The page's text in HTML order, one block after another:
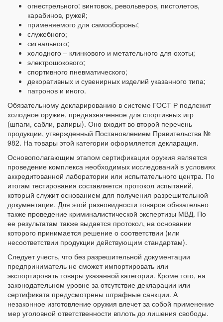
огнестрельного: винтовок, револьверов, пистолетов,
карабинов, ружей;
применяемого для самообороны;
служебного;
сигнального;
холодного – клинкового и метательного для охоты;
электрошокового;
спортивного пневматического;
декоративных и сувенирных изделий указанного типа;
патронов и иного.
Обязательному декларированию в системе ГОСТ Р подлежит
холодное оружие, предназначенное для спортивных игр
(шпаги, сабли, рапиры). Оно входит во второй перечень
продукции, утвержденный Постановлением Правительства №
982. На товары этой категории оформляется декларация.
Основополагающим этапом сертификации оружия является
проведение комплекса необходимых исследований в условиях
аккредитованной лаборатории или испытательного центра. По
итогам тестирования составляется протокол испытаний,
который служит основанием для получения разрешительной
документации. Для этой разновидности товаров обязательно
также проведение криминалистической экспертизы МВД. По
ее результатам также выдается протокол, на основании
которого принимается решение о соответствии (или
несоответствии продукции действующим стандартам).
Следует учесть, что без разрешительной документации
предприниматель не сможет импортировать или
экспортировать товары указанной категории. Кроме того, на
законодательном уровне за отсутствие декларации или
сертификата предусмотрены штрафные санкции. А
незаконное изготовление оружия влечет за собой применение
мер уголовной ответственности вплоть до лишения свободы.